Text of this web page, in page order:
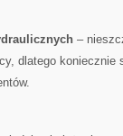
–
dlatego koniecznie